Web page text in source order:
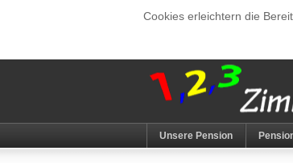
Cookies erleichtern die
Unsere Pension